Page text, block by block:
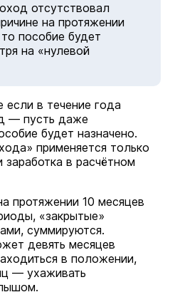
отсутствовал
на протяжении
пособие будет
на «нулевой
если в течение года
— пусть даже
будет назначено.
применяется только
в расчётном
протяжении 10 месяцев
«закрытые»
суммируются.
девять месяцев
в положении,
— ухаживать